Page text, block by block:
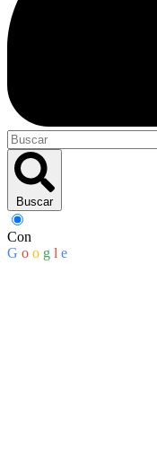
Buscar
Con
G o o g l e